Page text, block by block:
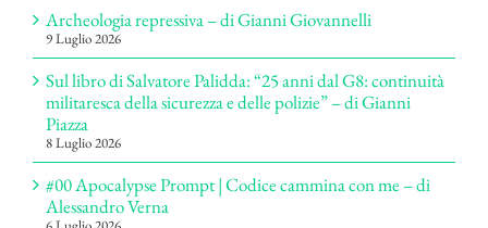
Archeologia repressiva – di Gianni Giovannelli
9 Luglio 2026
Sul libro di Salvatore Palidda: “25 anni dal G8: continuità
militaresca della sicurezza e delle polizie” – di Gianni
Piazza
8 Luglio 2026
#00 Apocalypse Prompt | Codice cammina con me – di
Alessandro Verna